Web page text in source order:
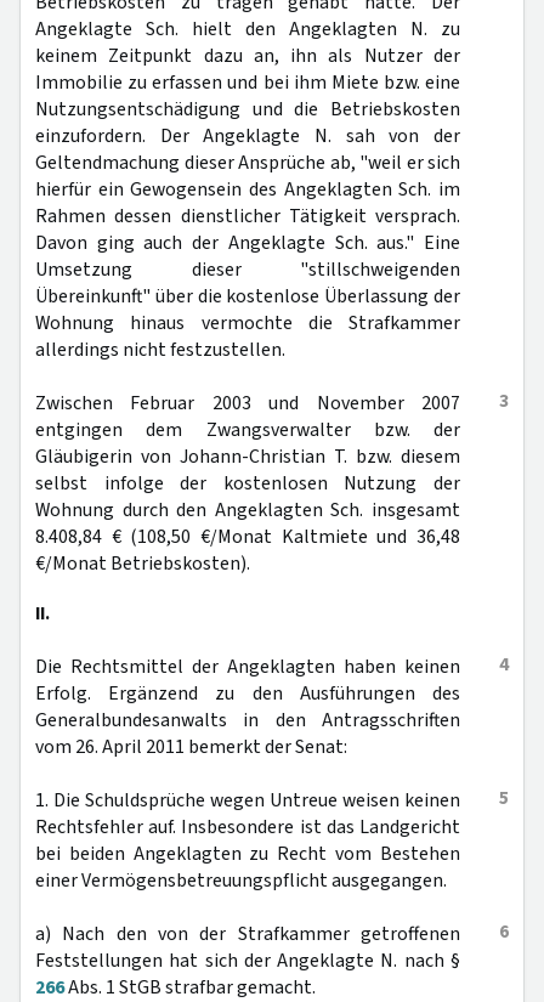
Angeklagte Sch. hielt den Angeklagten N. zu
keinem Zeitpunkt dazu an, ihn als Nutzer der
Immobilie zu erfassen und bei ihm Miete bzw. eine
Nutzungsentschädigung und die Betriebskosten
einzufordern. Der Angeklagte N. sah von der
Geltendmachung dieser Ansprüche ab, "weil er sich
hierfür ein Gewogensein des Angeklagten Sch. im
Rahmen dessen dienstlicher Tätigkeit versprach.
Davon ging auch der Angeklagte Sch. aus." Eine
Umsetzung dieser "stillschweigenden
Übereinkunft" über die kostenlose Überlassung der
Wohnung hinaus vermochte die Strafkammer
allerdings nicht festzustellen.
3
Zwischen Februar 2003 und November 2007
entgingen dem Zwangsverwalter bzw. der
Gläubigerin von Johann-Christian T. bzw. diesem
selbst infolge der kostenlosen Nutzung der
Wohnung durch den Angeklagten Sch. insgesamt
8.408,84 € (108,50 €/Monat Kaltmiete und 36,48
€/Monat Betriebskosten).
II.
4
Die Rechtsmittel der Angeklagten haben keinen
Erfolg. Ergänzend zu den Ausführungen des
Generalbundesanwalts in den Antragsschriften
vom 26. April 2011 bemerkt der Senat:
5
1. Die Schuldsprüche wegen Untreue weisen keinen
Rechtsfehler auf. Insbesondere ist das Landgericht
bei beiden Angeklagten zu Recht vom Bestehen
einer Vermögensbetreuungspflicht ausgegangen.
6
a) Nach den von der Strafkammer getroffenen
Feststellungen hat sich der Angeklagte N. nach §
266Abs. 1 StGB strafbar gemacht.